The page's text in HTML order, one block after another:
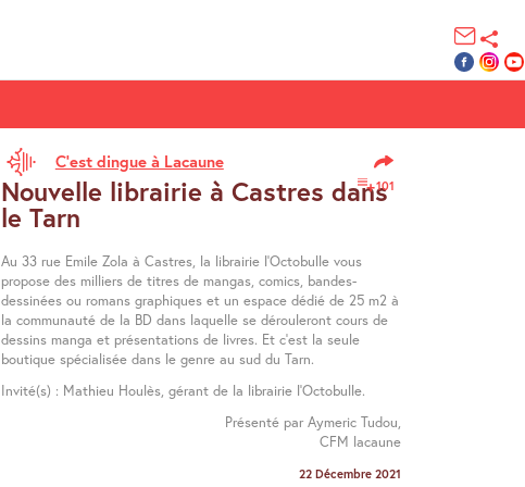
C’est dingue à Lacaune
101
Nouvelle librairie à Castres dans
le Tarn
Au 33 rue Emile Zola à Castres, la librairie l’Octobulle vous
propose des milliers de titres de mangas, comics, bandes-
dessinées ou romans graphiques et un espace dédié de 25 m2 à
la communauté de la BD dans laquelle se dérouleront cours de
dessins manga et présentations de livres. Et c’est la seule
boutique spécialisée dans le genre au sud du Tarn.
Invité(s) : Mathieu Houlès, gérant de la librairie l’Octobulle.
Présenté par Aymeric Tudou,
CFM lacaune
22 Décembre 2021